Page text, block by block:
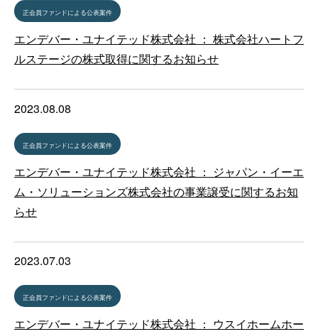
正会員ファンドによる公表案件
エンデバー・ユナイテッド株式会社 ： 株式会社ハートフ
ルステージの株式取得に関するお知らせ
2023.08.08
正会員ファンドによる公表案件
エンデバー・ユナイテッド株式会社 ： ジャパン・イーエ
ム・ソリューションズ株式会社の事業譲受に関するお知
らせ
2023.07.03
正会員ファンドによる公表案件
エンデバー・ユナイテッド株式会社 ： ウスイホームホー